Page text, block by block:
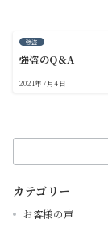
強盗
強盗のQ&A
2021年7月4日
検
カテゴリー
お客様の声